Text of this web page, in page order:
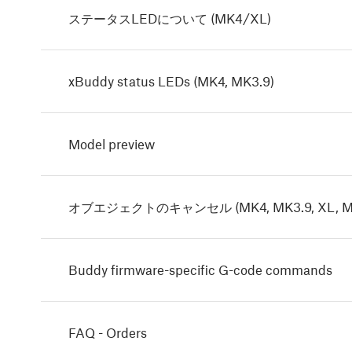
ステータスLEDについて (MK4/XL)
xBuddy status LEDs (MK4, MK3.9)
Model preview
オブエジェクトのキャンセル (MK4, MK3.9, XL,
Buddy firmware-specific G-code commands
FAQ - Orders